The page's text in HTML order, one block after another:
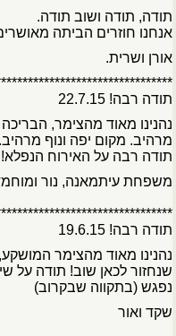
תודה, תודה ושוב תודה.
אנחנו חוזרים הביתה
אורן ושרית.
תודה רבה! 22.7.15
נהנינו מאוד מהצימר,
מרהיב. מקום יפה ונוף מרהיב.
תודה רבה על האירוח הנפלא!
משפחת עיתמאנה, נור
תודה רבה! 19.6.15
נהנינו מאוד מהצימר
שנחזור לכאן שוב! תודה על
נפגש (בתקווה שבקרוב)
שקד ואור